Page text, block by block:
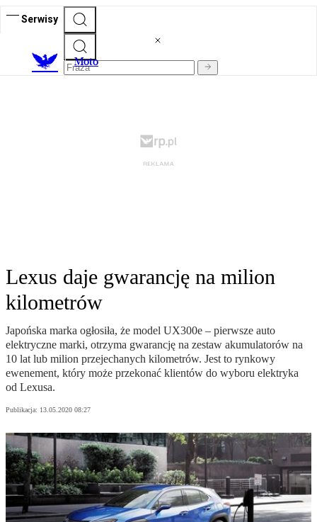
Serwisy
Moto
Lexus daje gwarancję na milion
kilometrów
Japońska marka ogłosiła, że model UX300e – pierwsze auto
elektryczne marki, otrzyma gwarancję na zestaw akumulatorów na
10 lat lub milion przejechanych kilometrów. Jest to rynkowy
ewenement, który może przekonać klientów do wyboru elektryka
od Lexusa.
Publikacja: 13.05.2020 08:27